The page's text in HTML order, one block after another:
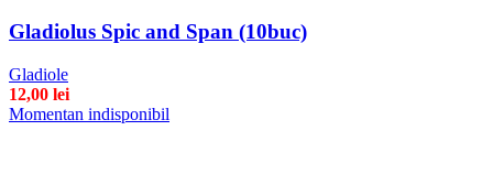
Gladiolus Spic and Span (10buc)
Gladiole
12,00 lei
Momentan indisponibil